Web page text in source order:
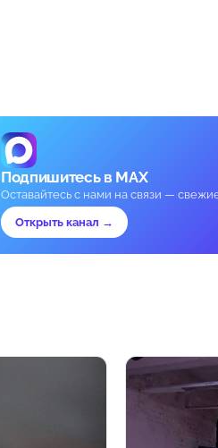
Подпишитесь в MAX
Оставайтесь с нами на связи —
Открыть канал →